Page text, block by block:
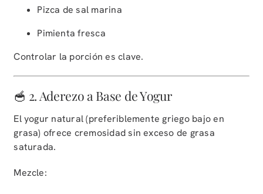
Pizca de sal marina
Pimienta fresca
Controlar la porción es clave.
🥣 2. Aderezo a Base de Yogur
El yogur natural (preferiblemente griego bajo en
grasa) ofrece cremosidad sin exceso de grasa
saturada.
Mezcle: